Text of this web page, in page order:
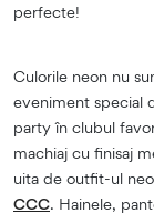
perfecte!
Culorile neon nu
eveniment special
party în clubul
machiaj cu finisaj
uita de outfit-ul
CCC. Hainele,